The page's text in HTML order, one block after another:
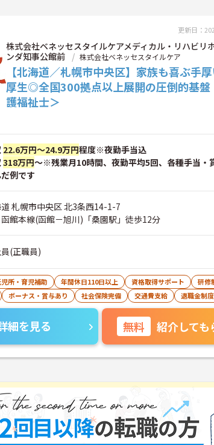
更新日：
株式会社ベネッセスタイルケアメディカル・リハビリ
ンダ知事公館前
株式会社ベネッセスタイルケア
【北海道／札幌市中央区】家族も喜ぶ手
厚生◎全国300拠点以上展開の圧倒的基盤
護福祉士＞
22.6万円～24.9万円程度※夜勤手当込
318万円～※残業月10時間、夜勤平均5回、各種手当・
例です
札幌市中央区 北3条西14-1-7
函館本線(函館－旭川)「桑園駅」徒歩12分
(正職員)
所・育児補助 年間休日110日以上 資格取得サポート
研修
ボーナス・賞与あり 社会保険完備 交通費支給 退職金制
細を見る 無料 紹介しても